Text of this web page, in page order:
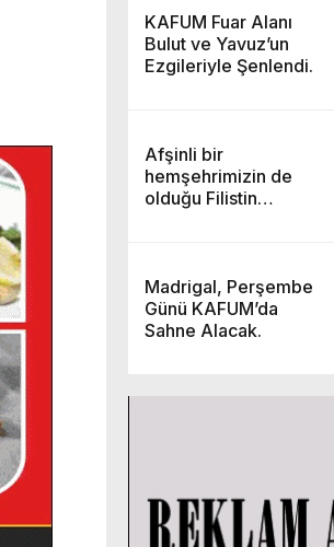
KAFUM Fuar Alanı
Bulut ve Yavuz’un
Ezgileriyle Şenlendi.
Afşinli bir
hemşehrimizin de
olduğu Filistin
Madrigal, Perşembe
Günü KAFUM’da
Sahne Alacak.